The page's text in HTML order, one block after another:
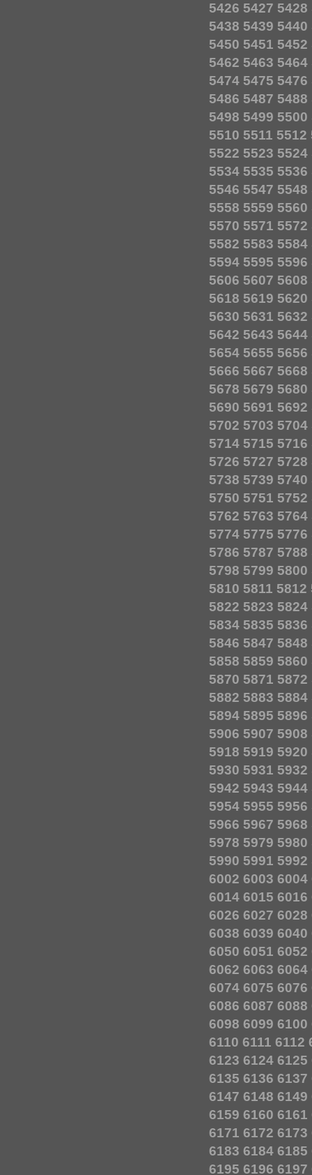
5426 5427 5428
5438 5439 5440
5450 5451 5452
5462 5463 5464
5474 5475 5476
5486 5487 5488
5498 5499 5500
5510 5511 5512
5522 5523 5524
5534 5535 5536
5546 5547 5548
5558 5559 5560
5570 5571 5572
5582 5583 5584
5594 5595 5596
5606 5607 5608
5618 5619 5620
5630 5631 5632
5642 5643 5644
5654 5655 5656
5666 5667 5668
5678 5679 5680
5690 5691 5692
5702 5703 5704
5714 5715 5716
5726 5727 5728
5738 5739 5740
5750 5751 5752
5762 5763 5764
5774 5775 5776
5786 5787 5788
5798 5799 5800
5810 5811 5812
5822 5823 5824
5834 5835 5836
5846 5847 5848
5858 5859 5860
5870 5871 5872
5882 5883 5884
5894 5895 5896
5906 5907 5908
5918 5919 5920
5930 5931 5932
5942 5943 5944
5954 5955 5956
5966 5967 5968
5978 5979 5980
5990 5991 5992
6002 6003 6004
6014 6015 6016
6026 6027 6028
6038 6039 6040
6050 6051 6052
6062 6063 6064
6074 6075 6076
6086 6087 6088
6098 6099 6100
6110 6111 6112
6123 6124 6125
6135 6136 6137
6147 6148 6149
6159 6160 6161
6171 6172 6173
6183 6184 6185
6195 6196 6197